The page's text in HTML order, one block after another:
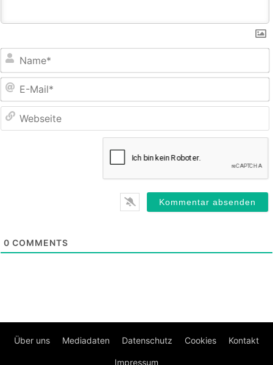
0 COMMENTS
Über uns Mediadaten Datenschutz Cookies Kontakt
Impressum